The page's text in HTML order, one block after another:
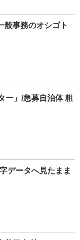
般事務のオシゴト
ー」/急募自治体 粗
データへ見たまま